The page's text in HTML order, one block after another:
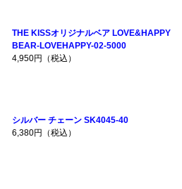
THE KISSオリジナルベア LOVE&HAPPY
BEAR-LOVEHAPPY-02-5000
4,950円（税込）
シルバー チェーン SK4045-40
6,380円（税込）